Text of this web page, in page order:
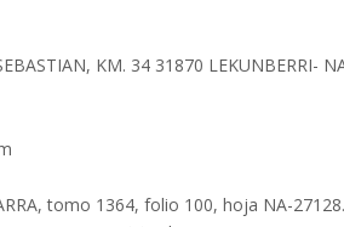
KM. 34 31870 LEKUNBERRI-
tomo 1364, folio 100, hoja NA-27128.